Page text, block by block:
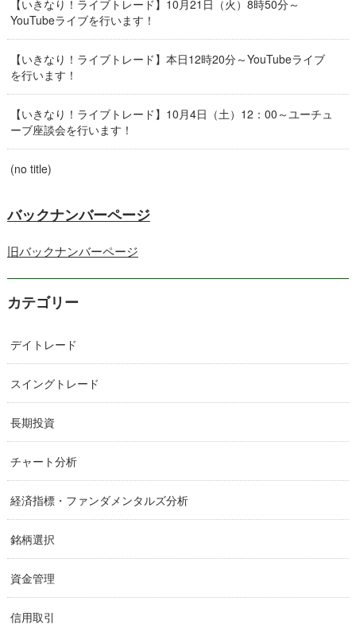
【いきなり！ライブトレード】10月21日（火）8時50分～
YouTubeライブを行います！
【いきなり！ライブトレード】本日12時20分～YouTubeライブ
を行います！
【いきなり！ライブトレード】10月4日（土）12：00～ユーチュ
ーブ座談会を行います！
(no title)
バックナンバーページ
旧バックナンバーページ
カテゴリー
デイトレード
スイングトレード
長期投資
チャート分析
経済指標・ファンダメンタルズ分析
銘柄選択
資金管理
信用取引